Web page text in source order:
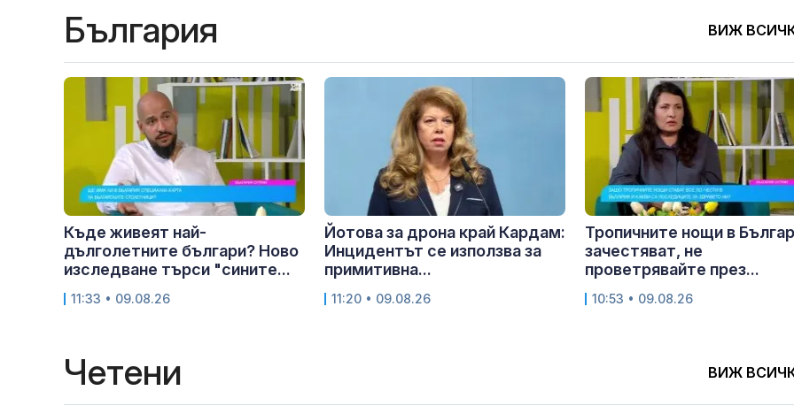
България ВИЖ
Къде живеят най-
дълголетните българи? Ново
изследване търси "сините...
11:33 • 09.08.26
Йотова за дрона край Кардам:
Инцидентът се използва за
примитивна...
11:20 • 09.08.26
Тропичните нощи в
зачестяват, не
проветрявайте през...
10:53 • 09.08.26
Четени ВИЖ